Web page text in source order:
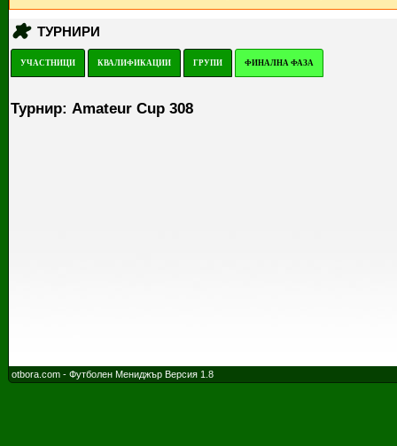
ТУРНИРИ
УЧАСТНИЦИ КВАЛИФИКАЦИИ ГРУПИ ФИНАЛНА ФАЗА
Турнир: Amateur Cup 308
otbora.com - Футболен Мениджър Версия 1.8